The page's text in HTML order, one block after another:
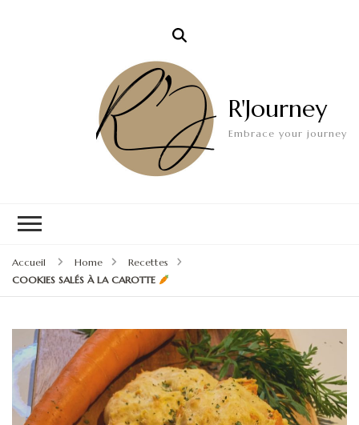
R'Journey
Embrace your journey
Accueil Home
Recettes
COOKIES SALÉS À LA CAROTTE